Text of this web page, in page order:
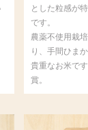
とした粒感が
です。
農薬不使用栽
り、手間ひま
貴重なお米で
賞。